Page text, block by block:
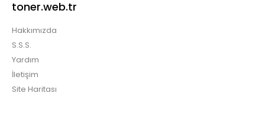
Konica Minolta 610 Touch Panel (Dokunmatik Cam Ekran)
toner.web.tr
Hakkımızda
S.S.S.
Yardım
İletişim
Site Haritası